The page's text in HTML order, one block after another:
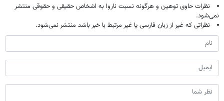
نظرات حاوی توهین و هرگونه نسبت ناروا به اشخاص حقیقی و حقوقی منتشر
نمی‌شود.
نظراتی که غیر از زبان فارسی یا غیر مرتبط با خبر باشد منتشر نمی‌شود.